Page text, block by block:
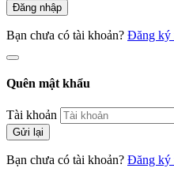
Đăng nhập
Bạn chưa có tài khoản? Đăng ký
Quên mật khẩu
Tài khoản
Gửi lại
Bạn chưa có tài khoản? Đăng ký